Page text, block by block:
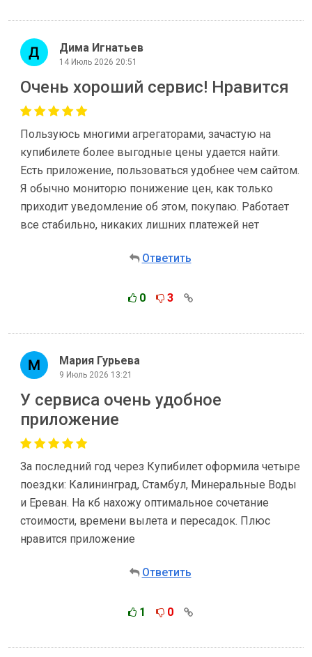
Дима Игнатьев
14 Июль 2026 20:51
Очень хороший сервис! Нравится
Пользуюсь многими агрегаторами, зачастую на
купибилете более выгодные цены удается найти.
Есть приложение, пользоваться удобнее чем сайтом.
Я обычно мониторю понижение цен, как только
приходит уведомление об этом, покупаю. Работает
все стабильно, никаких лишних платежей нет
Ответить
0 3
Мария Гурьева
9 Июль 2026 13:21
У сервиса очень удобное
приложение
За последний год через Купибилет оформила четыре
поездки: Калининград, Стамбул, Минеральные Воды
и Ереван. На кб нахожу оптимальное сочетание
стоимости, времени вылета и пересадок. Плюс
нравится приложение
Ответить
1 0